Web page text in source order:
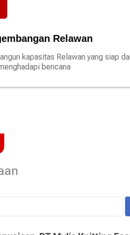
Relawan
kapasitas Relawan yang siap
bencana